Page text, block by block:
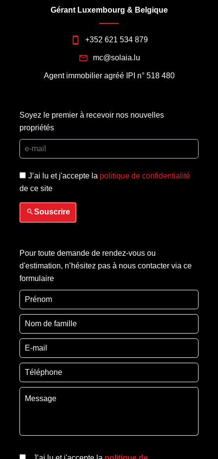
Gérant Luxembourg & Belgique
+352 621 534 879
mc@solaia.lu
Agent immobilier agréé IPI n° 518 480
Soyez le premier à recevoir nos nouvelles
propriétés
J’ai lu et j'accepte la politique de confidentialité
de ce site
Souscrire
Pour toute demande de rendez-vous ou
d'estimation, n’hésitez pas à nous contacter via ce
formulaire